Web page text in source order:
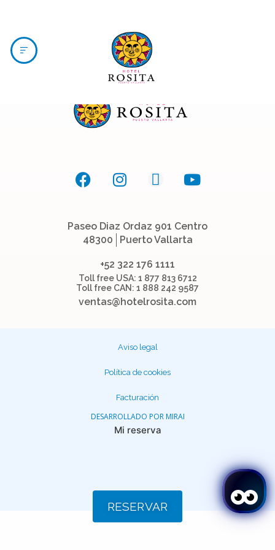
RESERVAR
Paseo Diaz Ordaz 901 Centro
48300
Puerto Vallarta
+52 322 176 1111
Toll free USA: 1 877 813 6712
Toll free CAN: 1 888 242 9587
ventas@hotelrosita.com
Aviso legal
Política de cookies
Facturación
DESARROLLADO POR MIRAI
Mi reserva